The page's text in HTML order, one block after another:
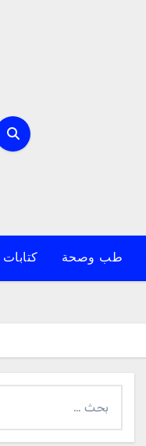
طب وصحة كتابات
عن: